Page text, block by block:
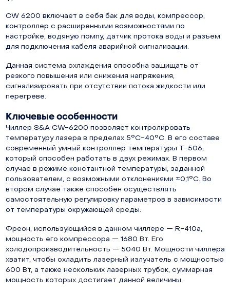
CW 6200 включает в себя бак для воды, компрессор,
контроллер с расширенными возможностями по
настройке, водяную помпу, датчик протока воды и разъем
для подключения кабеля аварийной сигнализации.
Данная система охлаждения способна защищать от
резкого повышения или снижения напряжения,
сигнализировать при отсутствии потока жидкости или
перегреве.
Ключевые особенности
Чиллер S&A CW-6200 позволяет контролировать
температуру лазера в пределах 5°С-40°С. В его составе
современный умный контроллер температуры T-506,
который способен работать в двух режимах. В первом
случае в режиме константной температуры, заданной
пользователем, с возможными отклонениями ±0,1°С. Во
втором случае также способен осуществлять
самостоятельную регулировку параметров в зависимости
от температуры окружающей среды.
Фреон, использующийся в данном чиллере — R-410a,
мощность его компрессора — 1680 Вт. Его
холодопроизводительность — 5040 Вт. Мощности чиллера
хватит, чтобы охладить лазерный излучатель с мощностью
600 Вт, а также нескольких лазерных трубок, суммарная
мощность которых достигает данной величины.